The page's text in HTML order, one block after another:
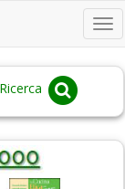
Ricerca